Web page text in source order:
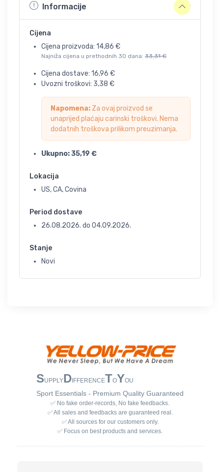
Informacije
Cijena
Cijena proizvoda: 14,86 €
Najniža cijena u prethodnih 30 dana: 33,31 €
Cijena dostave: 16,96 €
Uvozni troškovi: 3,38 €
Napomena: Za ovaj proizvod se
unaprijed plaćaju carinski troškovi. Nema
dodatnih troškova prilikom preuzimanja.
Ukupno:35,19 €
Lokacija
US, CA, Covina
Period dostave
26.08.2026. do 04.09.2026.
Stanje
Novi